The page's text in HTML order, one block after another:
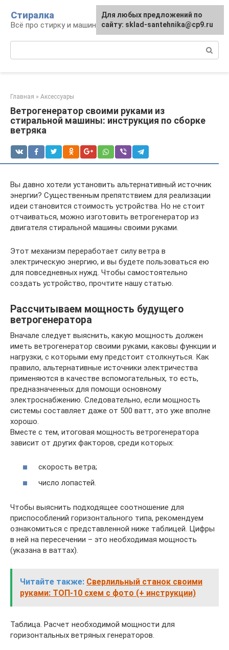
контенту
Стиралка
Всё про стирку и машинки
Главная » Аксессуары
Ветрогенератор своими руками из
стиральной машины: инструкция по сборке
ветряка
Вы давно хотели установить альтернативный источник
энергии? Существенным препятствием для реализации
идеи становится стоимость устройства. Но не стоит
отчаиваться, можно изготовить ветрогенератор из
двигателя стиральной машины своими руками.
Этот механизм переработает силу ветра в
электрическую энергию, и вы будете пользоваться ею
для повседневных нужд. Чтобы самостоятельно
создать устройство, прочтите нашу статью.
Рассчитываем мощность будущего
ветрогенератора
Вначале следует выяснить, какую мощность должен
иметь ветрогенератор своими руками, каковы функции и
нагрузки, с которыми ему предстоит столкнуться. Как
правило, альтернативные источники электричества
применяются в качестве вспомогательных, то есть,
предназначенных для помощи основному
электроснабжению. Следовательно, если мощность
системы составляет даже от 500 ватт, это уже вполне
хорошо.
Вместе с тем, итоговая мощность ветрогенератора
зависит от других факторов, среди которых:
скорость ветра;
число лопастей.
Чтобы выяснить подходящее соотношение для
приспособлений горизонтального типа, рекомендуем
ознакомиться с представленной ниже таблицей. Цифры
в ней на пересечении – это необходимая мощность
(указана в ваттах).
Читайте также: Сверлильный станок своими
руками: ТОП-10 схем с фото (+ инструкции)
Таблица. Расчет необходимой мощности для
горизонтальных ветряных генераторов.
Для любых предложений по
сайту: sklad-santehnika@cp9.ru